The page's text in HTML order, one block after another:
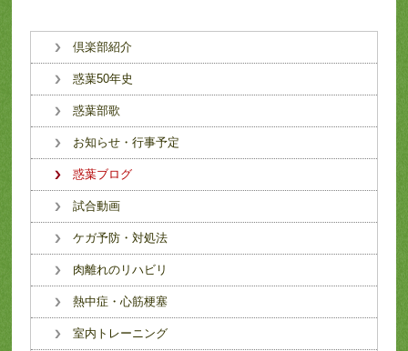
倶楽部紹介
惑葉50年史
惑葉部歌
お知らせ・行事予定
惑葉ブログ
試合動画
ケガ予防・対処法
肉離れのリハビリ
熱中症・心筋梗塞
室内トレーニング